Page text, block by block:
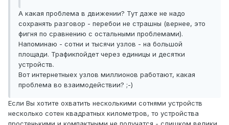
А какая проблема в движении? Тут даже не надо
сохранять разговор - перебои не страшны (вернее, это
фигня по сравнению с остальными проблемами).
Напоминаю - сотни и тысячи узлов - на большой
площади. Трафикпойдет через единицы и десятки
устройств.
Вот интернетныех узлов миллионов работают, какая
проблема во взаимодействии? ;-)
Если Вы хотите охватить несколькими сотнями устройств
несколько сотен квадратных километров, то устройства